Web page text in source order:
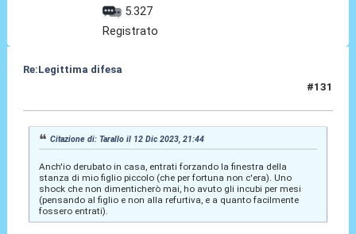
5.327
Registrato
Re:Legittima difesa
#131
Citazione di: Tarallo il 12 Dic 2023, 21:44
Anch'io derubato in casa, entrati forzando la finestra della
stanza di mio figlio piccolo (che per fortuna non c'era). Uno
shock che non dimenticherò mai, ho avuto gli incubi per mesi
(pensando al figlio e non alla refurtiva, e a quanto facilmente
fossero entrati).